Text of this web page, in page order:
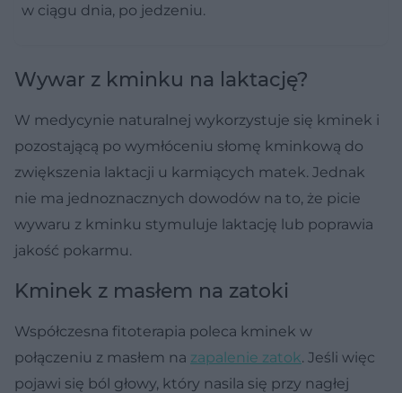
w ciągu dnia, po jedzeniu.
Wywar z kminku na laktację?
W medycynie naturalnej wykorzystuje się kminek i
pozostającą po wymłóceniu słomę kminkową do
zwiększenia laktacji u karmiących matek. Jednak
nie ma jednoznacznych dowodów na to, że picie
wywaru z kminku stymuluje laktację lub poprawia
jakość pokarmu.
Kminek z masłem na zatoki
Współczesna fitoterapia poleca kminek w
połączeniu z masłem na zapalenie zatok. Jeśli więc
pojawi się ból głowy, który nasila się przy nagłej